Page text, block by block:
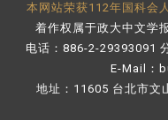
本网站荣获112年国科会
着作权属于政大中文学
电话：886-2-29393091
E-Mail：
地址：11605 台北市文